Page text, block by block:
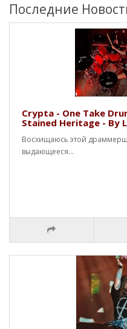
Последние
Crypta - One Take
Stained Heritage - By
Восхищаюсь этой
выдающееся...